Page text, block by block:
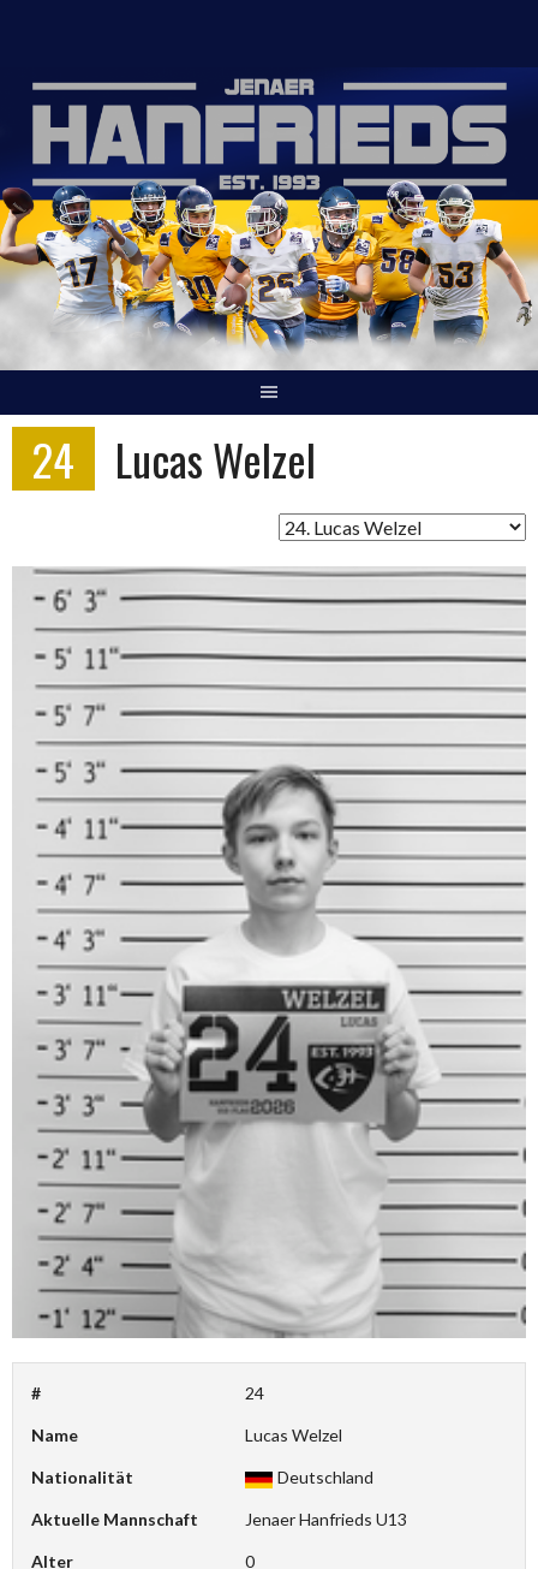
24 Lucas Welzel
# 24
Name Lucas Welzel
Nationalität Deutschland
Aktuelle Mannschaft Jenaer Hanfrieds U13
Alter 0